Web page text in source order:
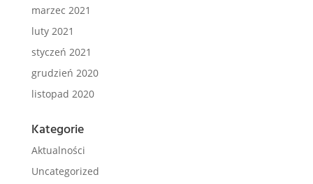
marzec 2021
luty 2021
styczeń 2021
grudzień 2020
listopad 2020
Kategorie
Aktualności
Uncategorized